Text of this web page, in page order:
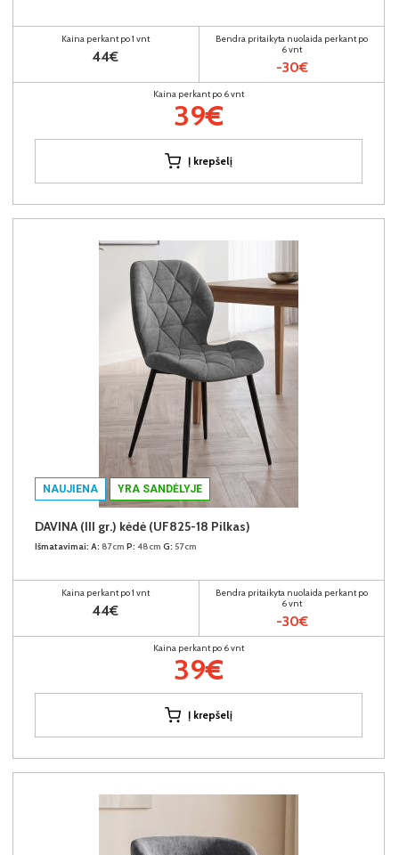
Kaina perkant po 1 vnt
44€
Bendra pritaikyta nuolaida perkant po
6 vnt
-30€
Kaina perkant po 6 vnt
39€
Į krepšelį
NAUJIENA YRA SANDĖLYJE
DAVINA (III gr.) kėdė (UF825-18 Pilkas)
Išmatavimai: A: 87cm P: 48cm G: 57cm
Kaina perkant po 1 vnt
44€
Bendra pritaikyta nuolaida perkant po
6 vnt
-30€
Kaina perkant po 6 vnt
39€
Į krepšelį